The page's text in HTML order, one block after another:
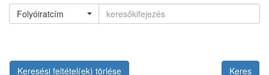
Folyóiratcím
Keresési feltétel(ek) törlése